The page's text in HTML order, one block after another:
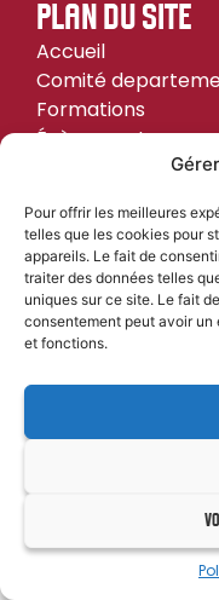
Pour offrir les meilleures
telles que les cookies pour
appareils. Le fait de
traiter des données telles
uniques sur ce site. Le fait
consentement peut avoir
et fonctions.
PLAN DU SITE
Accueil
Comité
Formations
Évènements
MENTIONS